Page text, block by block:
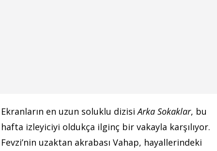
Ekranların en uzun soluklu dizisiArka Sokaklar, bu
hafta izleyiciyi oldukça ilginç bir vakayla karşılıyor.
Fevzi’nin uzaktan akrabası Vahap, hayallerindeki